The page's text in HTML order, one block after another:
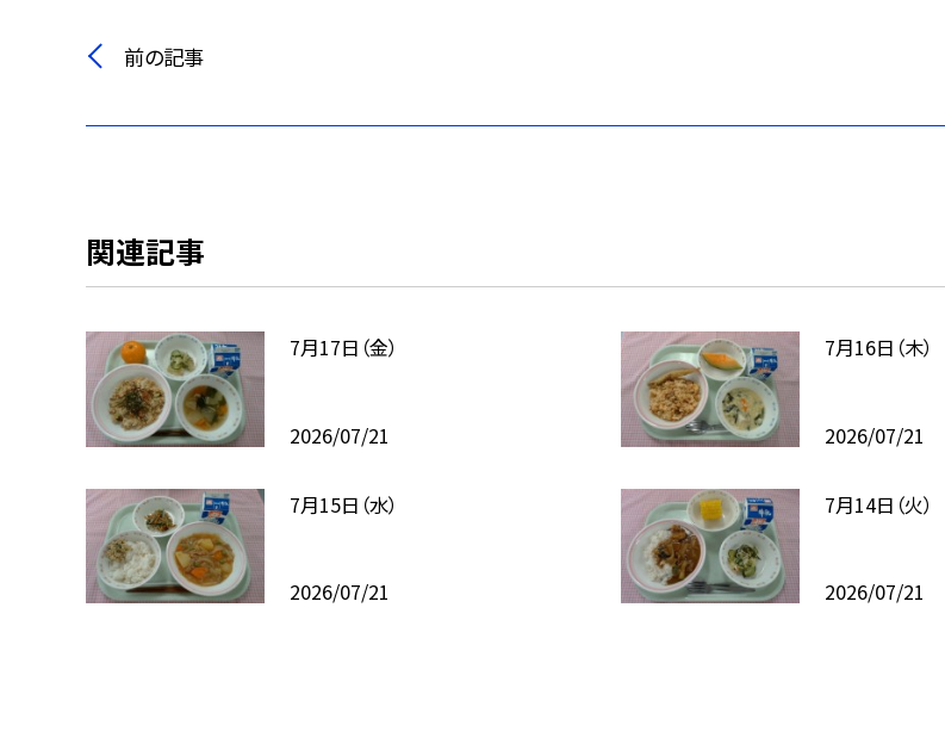
前の記事
関連記事
7月17日（金）
2026/07/21
7月16日（木）
2026/07/21
7月15日（水）
2026/07/21
7月14日（火）
2026/07/21